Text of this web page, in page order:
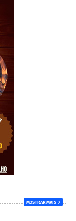
MOSTRAR MAIS